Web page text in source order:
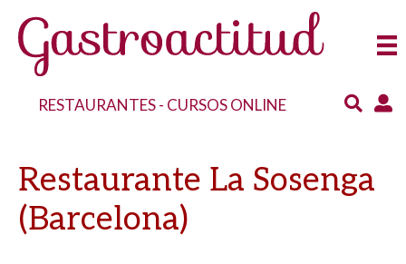
RESTAURANTES- CURSOS ONLINE
Restaurante La Sosenga
(Barcelona)